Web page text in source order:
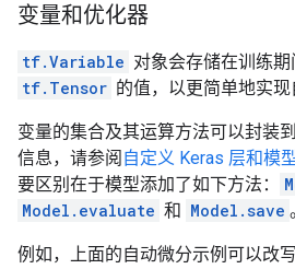
变量和优化器
tf.Variable 对象会存储在训练
tf.Tensor 的值，以更简单地实现
变量的集合及其运算方法可以封装
信息，请参阅 自定义 Keras 层和模
要区别在于模型添加了如下方法：
Model.evaluate 和 Model.save
例如，上面的自动微分示例可以改写